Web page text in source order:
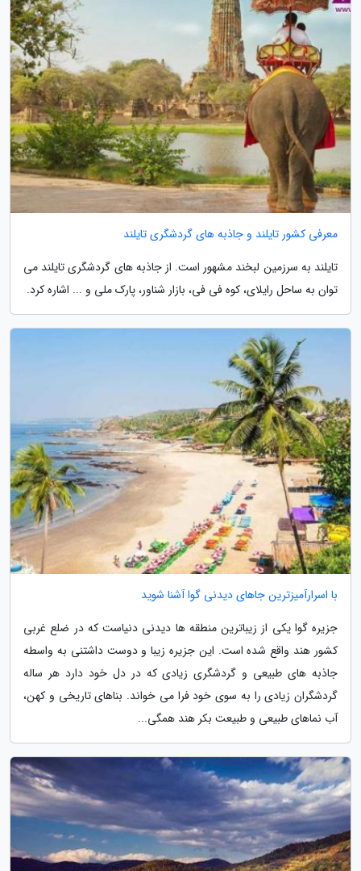
معرفی کشور تایلند و جاذبه های گردشگری تایلند
تایلند به سرزمین لبخند مشهور است. از جاذبه های گردشگری تایلند می
توان به ساحل رایلای، کوه فی فی، بازار شناور، پارک ملی و ... اشاره کرد.
با اسرارآمیزترین جاهای دیدنی گوا آشنا شوید
جزیره گوا یکی از زیباترین منطقه ها دیدنی دنیاست که در ضلع غربی
کشور هند واقع شده است. این جزیره زیبا و دوست داشتنی به واسطه
جاذبه های طبیعی و گردشگری زیادی که در دل خود دارد هر ساله
گردشگران زیادی را به سوی خود فرا می خواند. بناهای تاریخی و کهن،
آب نماهای طبیعی و طبیعت بکر هند همگی...